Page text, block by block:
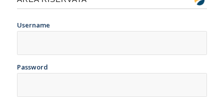
Username
Password